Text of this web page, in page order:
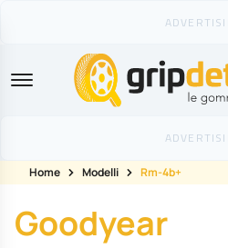
Home Modelli Rm-4b+
Goodyear